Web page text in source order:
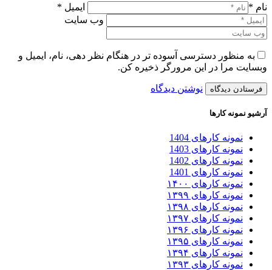
نام *
ایمیل *
وب سایت
به منظور دسترسی آسوده تر در هنگام نظر دهی، نام، ایمیل و
وبسایت مرا در این مرورگر ذخیره کن.
نوشتن دیدگاه
آرشیو نمونه کارها
نمونه کارهای 1404
نمونه کارهای 1403
نمونه کارهای 1402
نمونه کارهای 1401
نمونه کارهای ۱۴۰۰
نمونه کارهای ۱۳۹۹
نمونه کارهای ۱۳۹۸
نمونه کارهای ۱۳۹۷
نمونه کارهای ۱۳۹۶
نمونه کارهای ۱۳۹۵
نمونه کارهای ۱۳۹۴
نمونه کارهای ۱۳۹۳